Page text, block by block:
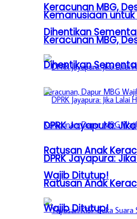
Keracunan MBG,
Dihentikan
DPRK Jayapura:
Ratusan Anak
Wajib Ditutup!
Kemanusiaan
Keracunan MBG,
Dihentikan
DPRK Jayapura:
Ratusan Anak
Wajib Ditutup!